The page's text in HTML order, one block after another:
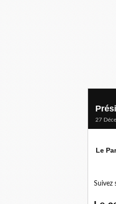
27
Le
Suivez